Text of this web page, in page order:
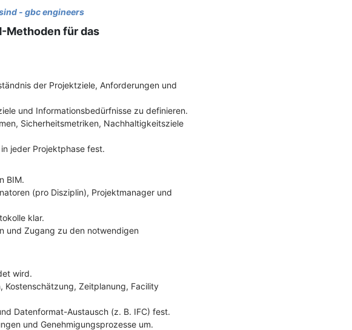
- gbc engineers
Methoden für das
der Projektziele, Anforderungen und
und Informationsbedürfnisse zu definieren.
Sicherheitsmetriken, Nachhaltigkeitsziele
jeder Projektphase fest.
BIM.
(pro Disziplin), Projektmanager und
klar.
und Zugang zu den notwendigen
wird.
Kostenschätzung, Zeitplanung, Facility
Datenformat-Austausch (z. B. IFC) fest.
und Genehmigungsprozesse um.